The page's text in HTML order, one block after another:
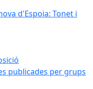
d'Espoia: Tonet i
publicades per grups